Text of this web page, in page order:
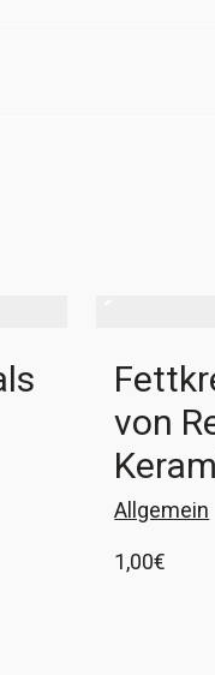
von
Allgemein
1,00€